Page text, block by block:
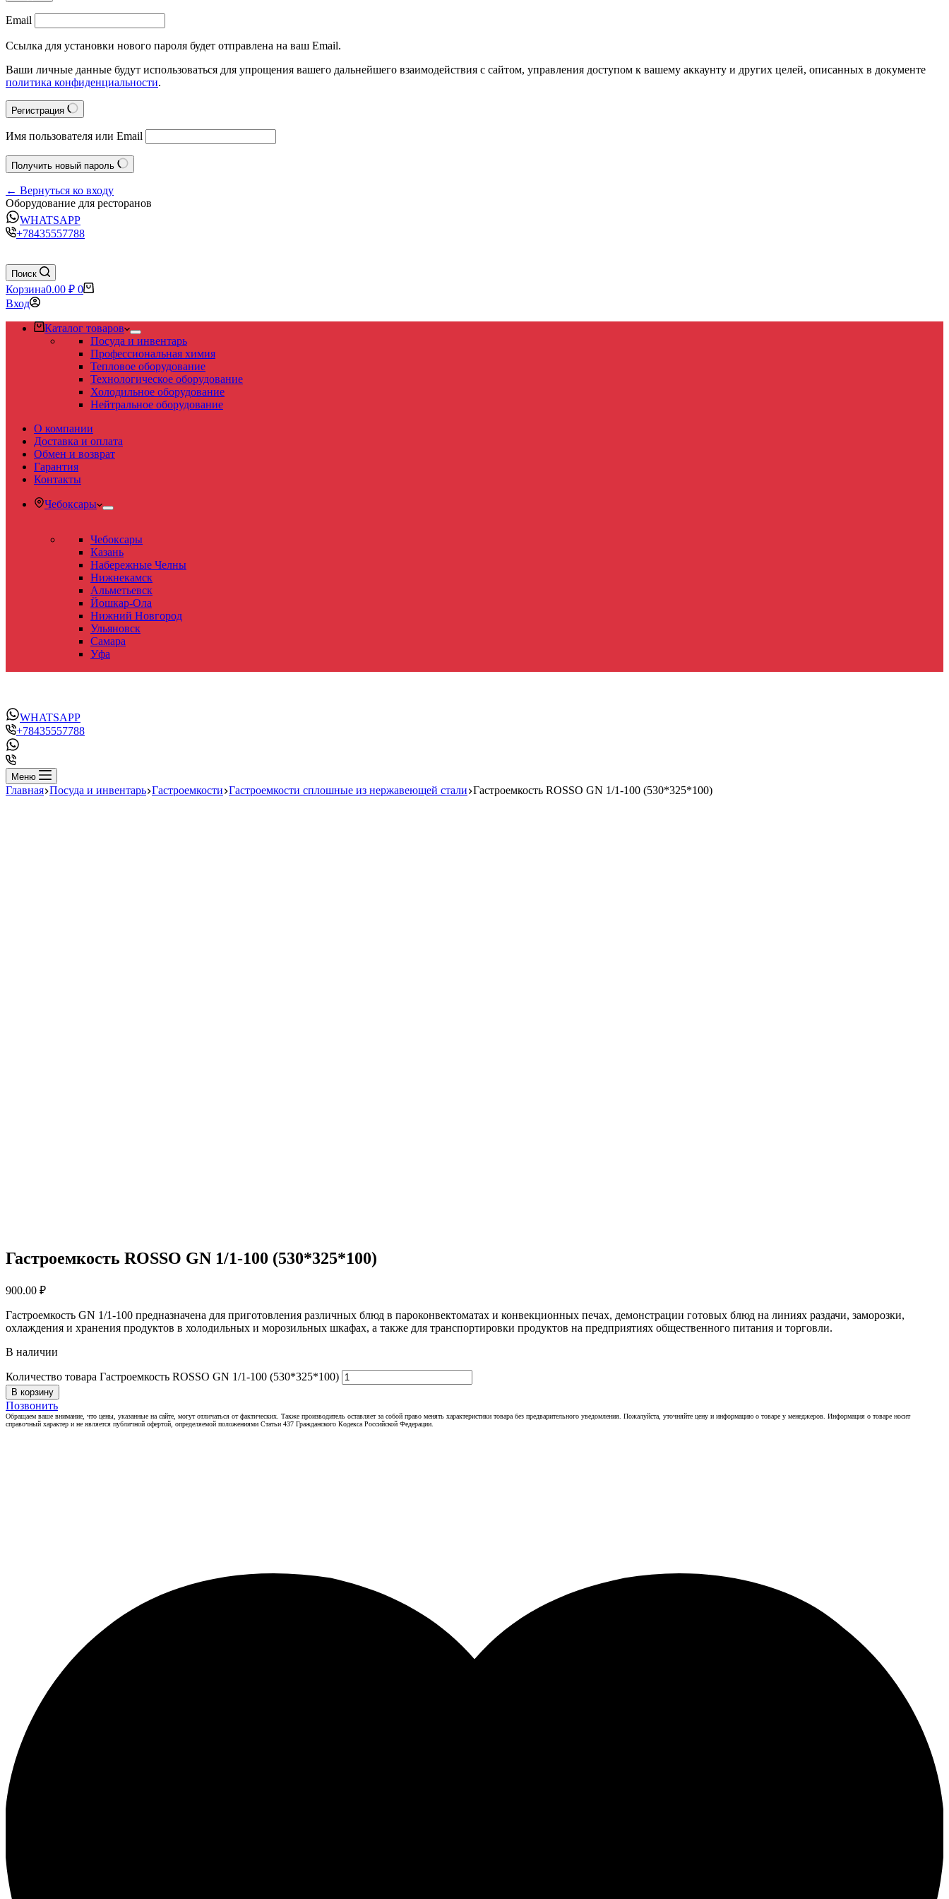
Email
Ссылка для установки нового пароля будет отправлена на ваш Email.
Ваши личные данные будут использоваться для упрощения вашего дальнейшего взаимодействия с сайтом, управления доступом к вашему аккаунту и других целей, описанных в документе
политика конфиденциальности.
Регистрация
Имя пользователя или Email
Получить новый пароль
← Вернуться ко входу
Оборудование для ресторанов
WHATSAPP
+78435557788
Поиск
Корзина0.00 ₽ 0
Вход
Каталог товаров
Посуда и инвентарь
Профессиональная химия
Тепловое оборудование
Технологическое оборудование
Холодильное оборудование
Нейтральное оборудование
О компании
Доставка и оплата
Обмен и возврат
Гарантия
Контакты
Чебоксары
Чебоксары
Казань
Набережные Челны
Нижнекамск
Альметьевск
Йошкар-Ола
Нижний Новгород
Ульяновск
Самара
Уфа
WHATSAPP
+78435557788
Меню
Главная Посуда и инвентарь Гастроемкости Гастроемкости сплошные из нержавеющей стали Гастроемкость ROSSO GN 1/1-100 (530*325*100)
Гастроемкость ROSSO GN 1/1-100 (530*325*100)
900.00 ₽
Гастроемкость GN 1/1-100 предназначена для приготовления различных блюд в пароконвектоматах и конвекционных печах, демонстрации готовых блюд на линиях раздачи, заморозки,
охлаждения и хранения продуктов в холодильных и морозильных шкафах, а также для транспортировки продуктов на предприятиях общественного питания и торговли.
В наличии
Количество товара Гастроемкость ROSSO GN 1/1-100 (530*325*100)
В корзину
Позвонить
Обращаем ваше внимание, что цены, указанные на сайте, могут отличаться от фактических. Также производитель оставляет за собой право менять характеристики товара без предварительного уведомления. Пожалуйста, уточняйте цену и информацию о товаре у менеджеров. Информация о товаре носит
справочный характер и не является публичной офертой, определяемой положениями Статьи 437 Гражданского Кодекса Российской Федерации.